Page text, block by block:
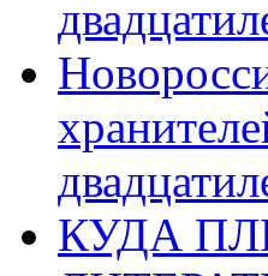
КУДА